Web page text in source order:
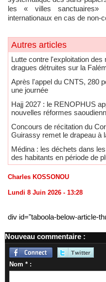
les « villes sanctuaires»
internationaux en cas de non-
Autres articles
Lutte contre l'exploitation
dragues détruites sur la
Après l'appel du CNTS, 280
une journée
Hajj 2027 : le RENOPHUS
nouvelles réformes
Concours de récitation du
Guirassy remet le drapeau à
Médina : les déchets dans
des habitants en période de
Charles KOSSONOU
Lundi 8 Juin 2026 - 13:28
div id="taboola-below-article-
Nouveau commentaire :
Nom * :